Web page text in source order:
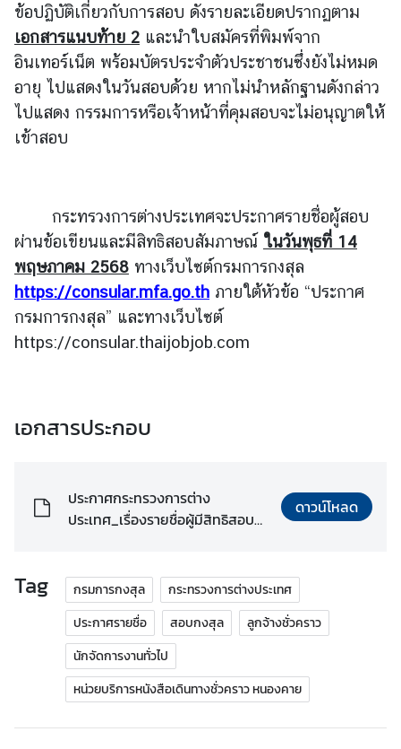
า
ม
-
ต
อ
บ
ฟ
อ
ร์
ม
i
s
a
f
o
o
ข้อปฏิบัติเกี่ยวกับการสอบ ดังรายละเอียดปรากฏตาม
เอกสารแนบท้าย 2 และนำใบสมัครที่พิมพ์จาก
อินเทอร์เน็ต พร้อมบัตรประจำตัวประชาชนซึ่งยังไม่หมด
อายุ ไปแสดงในวันสอบด้วย หากไม่นำหลักฐานดังกล่าว
ไปแสดง กรรมการหรือเจ้าหน้าที่คุมสอบจะไม่อนุญาตให้
เข้าสอบ
กระทรวงการต่างประเทศจะประกาศรายชื่อผู้สอบ
ผ่านข้อเขียนและมีสิทธิสอบสัมภาษณ์ ในวันพุธที่ 14
พฤษภาคม 2568 ทางเว็บไซต์กรมการกงสุล
https://consular.mfa.go.th ภายใต้หัวข้อ “ประกาศ
กรมการกงสุล” และทางเว็บไซต์
https://consular.thaijobjob.com
เอกสารประกอบ
ประกาศกระทรวงการต่าง
ประเทศ_เรื่องรายชื่อผู้มีสิทธิสอบ
ดาวน์โหลด
Tag กรมการกงสุล
กระทรวงการต่างประเทศ
ประกาศรายชื่อ
สอบกงสุล
ลูกจ้างชั่วคราว
นักจัดการงานทั่วไป
หน่วยบริการหนังสือเดินทางชั่วคราว หนองคาย